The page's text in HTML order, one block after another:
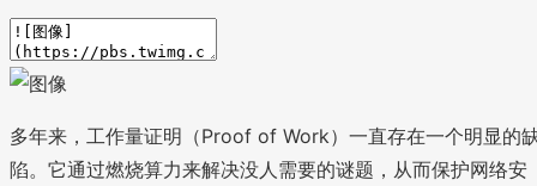
多年来，工作量证明（Proof of Work）一直存在一个明显的
陷。它通过燃烧算力来解决没人需要的谜题，从而保护网络安